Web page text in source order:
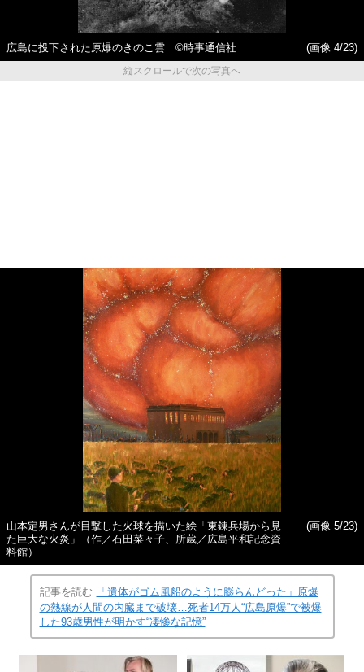
広島に投下された原爆のきのこ雲 ©時事通信社
(画像 4/23)
縦スクロールで次の写真へ
山本定男さんが目撃した火球を描いた絵「東錬兵場から見
た巨大な火炎」（作／石田菜々子、所蔵／広島平和記念資
料館）
(画像 5/23)
記事を読む
「遺体がゴム風船のように膨らんどった」原爆
の熱線が人間の内臓まで破壊…死者14万人“広島原爆”で被爆
した93歳男性が明かす“凄惨な記憶”